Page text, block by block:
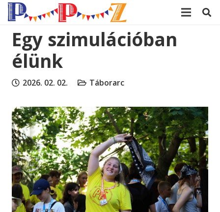
Egy szimulációban
élünk
2026. 02. 02. Táborarc
modal-check